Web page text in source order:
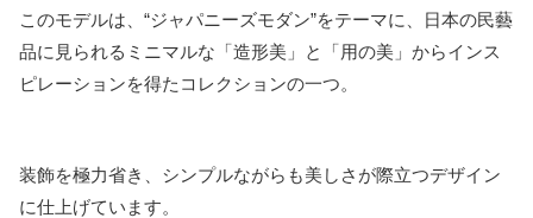
このモデルは、“ジャパニーズモダン”をテーマに、日本の民藝
品に見られるミニマルな「造形美」と「用の美」からインス
ピレーションを得たコレクションの一つ。
装飾を極力省き、シンプルながらも美しさが際立つデザイン
に仕上げています。